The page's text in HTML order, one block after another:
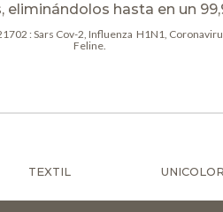
hasta en un
: Sars Cov-2, Influenza H1N1,
Feline.
TEXTIL UNICOLOR